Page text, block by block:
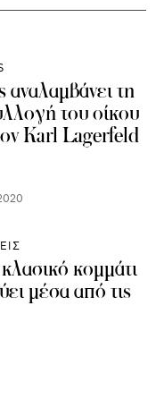
τη
του οίκου
Karl Lagerfeld
κομμάτι
μέσα από τις